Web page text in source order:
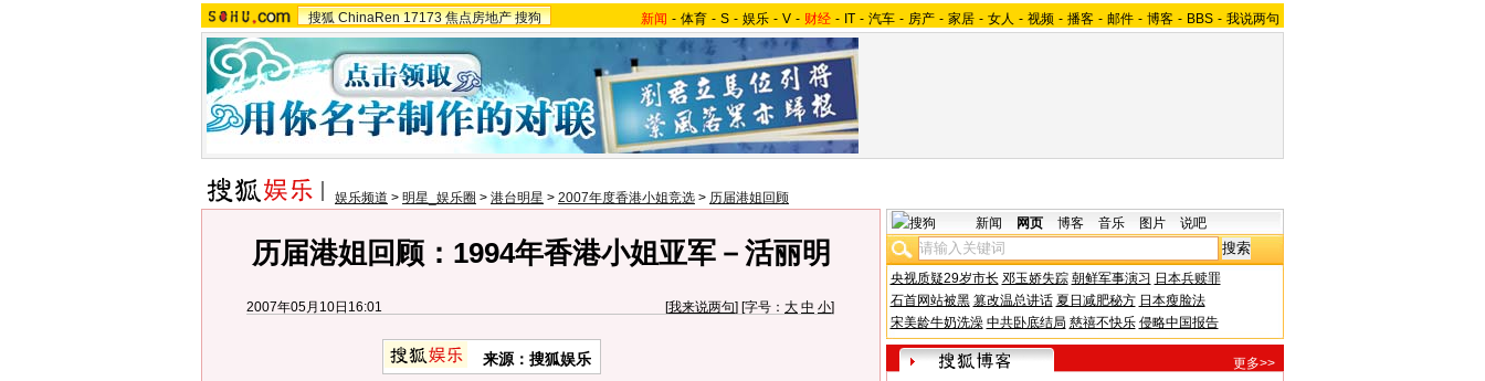
搜狐 ChinaRen 17173 焦点房地产 搜狗 新闻 - 体育 - S - 娱乐 - V - 财经 - IT - 汽车 - 房产 - 家居 - 女人 - 视频 - 播客 - 邮件 - 博客 - BBS - 我说两句
娱乐频道 > 明星_娱乐圈 > 港台明星 > 2007年度香港小姐竞选 > 历届港姐回顾
历届港姐回顾：1994年香港小姐亚军－活丽明
2007年05月10日16:01 [我来说两句] [字号： 大 中 小]
来源：搜狐娱乐
新闻 网页 博客 音乐 图片 说吧
央视质疑29岁市长 邓玉娇失踪 朝鲜军事演习 日本兵赎罪
石首网站被黑 篡改温总讲话 夏日减肥秘方 日本瘦脸法
宋美龄牛奶洗澡 中共卧底结局 慈禧不快乐 侵略中国报告
更多>>